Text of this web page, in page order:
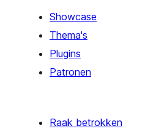
Showcase
Thema's
Plugins
Patronen
Raak betrokken